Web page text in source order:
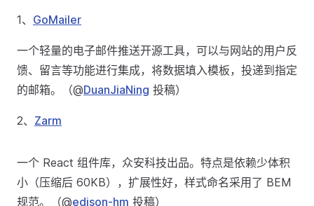
1、 GoMailer
一个轻量的电子邮件推送开源工具，可以与网站的用户反
馈、留言等功能进行集成，将数据填入模板，投递到指定
的邮箱。（@DuanJiaNing 投稿）
2、 Zarm
一个 React 组件库，众安科技出品。特点是依赖少体积
小（压缩后 60KB），扩展性好，样式命名采用了 BEM
规范。（@edison-hm 投稿）